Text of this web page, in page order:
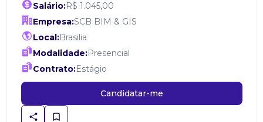
Salário:R$ 1.045,00
Empresa:SCB BIM & GIS
Local:Brasilia
Modalidade:Presencial
Contrato:Estágio
Candidatar-me